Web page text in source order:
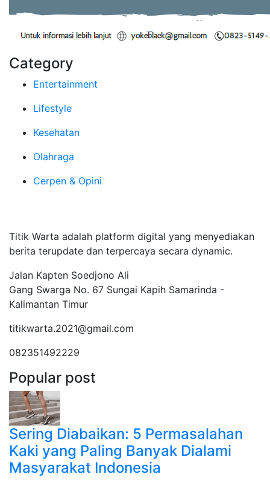
Category
Entertainment
Lifestyle
Kesehatan
Olahraga
Cerpen & Opini
Titik Warta adalah platform digital yang menyediakan
berita terupdate dan terpercaya secara dynamic.
Jalan Kapten Soedjono Ali
Gang Swarga No. 67 Sungai Kapih Samarinda -
Kalimantan Timur
titikwarta.2021@gmail.com
082351492229
Popular post
Sering Diabaikan: 5 Permasalahan
Kaki yang Paling Banyak Dialami
Masyarakat Indonesia